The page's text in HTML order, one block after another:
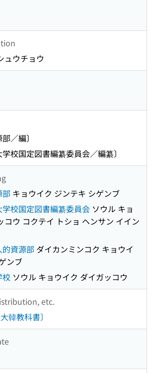
ュウチョウ
／編〕
学校国定図書編纂委員会／編纂〕
部 キョウイク ジンテキ シゲンブ
学校国定図書編纂委員会 ソウル キョ
コウ コクテイ トショ ヘンサン イイン
資源部 ダイカンミンコク キョウイ
ンブ
校 ソウル キョウイク ダイガッコウ
etc.
韓教科書〕